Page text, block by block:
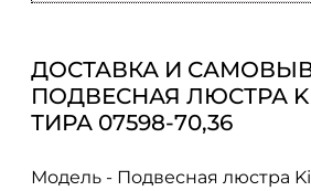
ДОСТАВКА И
ПОДВЕСНАЯ ЛЮСТРА
ТИРА 07598-70,36
Модель - Подвесная люстра